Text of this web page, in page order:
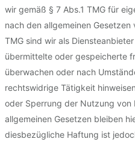
wir gemäß § 7 Abs.1 TMG für
nach den allgemeinen
TMG sind wir als
übermittelte oder gespeicherte
überwachen oder nach
rechtswidrige Tätigkeit
oder Sperrung der Nutzung von
allgemeinen Gesetzen bleiben
diesbezügliche Haftung ist